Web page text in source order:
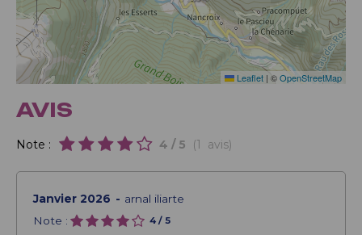
Leaflet | ©OpenStreetMap
AVIS
Note : 4 / 5 (1 avis)
Janvier 2026
arnal iliarte
Note :
4 / 5